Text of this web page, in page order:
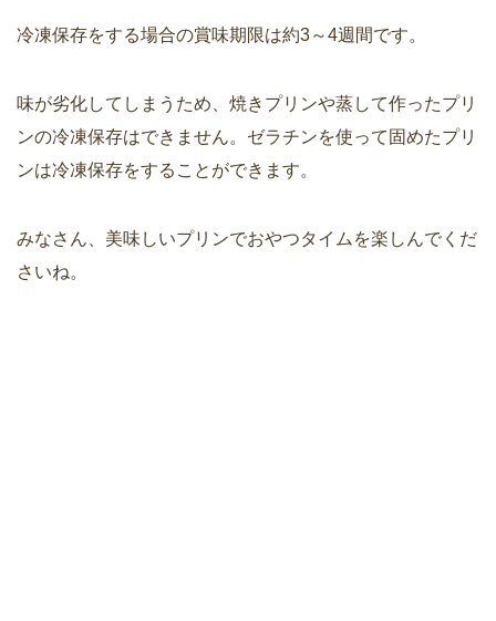
冷凍保存をする場合の賞味期限は約3～4週間です。
味が劣化してしまうため、焼きプリンや蒸して作ったプリ
ンの冷凍保存はできません。ゼラチンを使って固めたプリ
ンは冷凍保存をすることができます。
みなさん、美味しいプリンでおやつタイムを楽しんでくだ
さいね。